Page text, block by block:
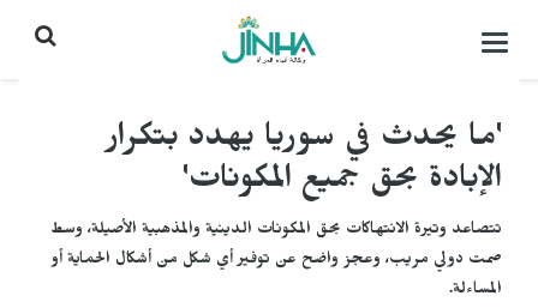
التحكم
'ما يحدث في سوريا يهدد بتكرار
الإبادة بحق جميع المكونات'
تتصاعد وتيرة الانتهاكات بحق المكونات الدينية والمذهبية الأصيلة، وسط
صمت دولي مريب، وعجز واضح عن توفير أي شكل من أشكال الحماية أو
المساءلة.